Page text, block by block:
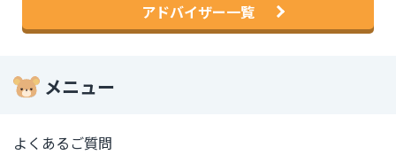
アドバイザー一覧
メニュー
よくあるご質問